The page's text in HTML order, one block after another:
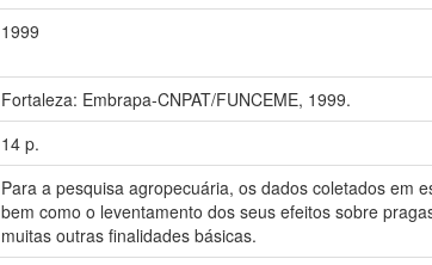
1999
Fortaleza: Embrapa-CNPAT/FUNCEME, 1999.
14 p.
Para a pesquisa agropecuária, os dados coletados em
bem como o leventamento dos seus efeitos sobre
muitas outras finalidades básicas.